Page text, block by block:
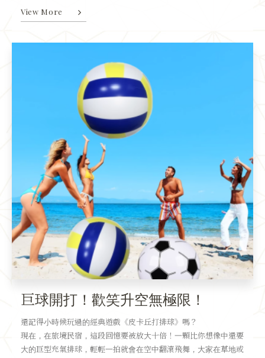
View More
巨球開打！歡笑升空無極限！
還記得小時候玩過的經典遊戲《皮卡丘打排球》嗎？
現在，在旅境民宿，這段回憶要被放大十倍！一顆比你想像中還要
大的巨型充氣排球，輕輕一拍就會在空中翻滾飛舞，大家在草地或